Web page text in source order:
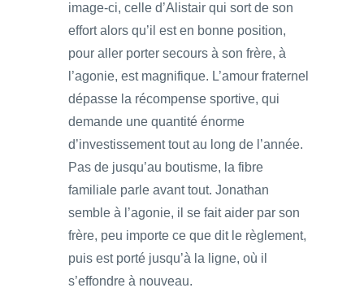
image-ci, celle d’Alistair qui sort de son
effort alors qu’il est en bonne position,
pour aller porter secours à son frère, à
l’agonie, est magnifique. L’amour fraternel
dépasse la récompense sportive, qui
demande une quantité énorme
d’investissement tout au long de l’année.
Pas de jusqu’au boutisme, la fibre
familiale parle avant tout. Jonathan
semble à l’agonie, il se fait aider par son
frère, peu importe ce que dit le règlement,
puis est porté jusqu’à la ligne, où il
s’effondre à nouveau.